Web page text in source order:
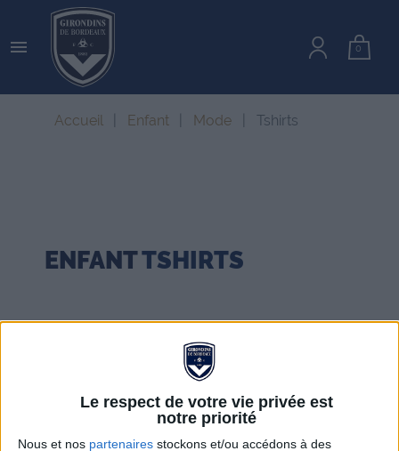
Le respect de votre vie privée est
notre priorité
Nous et nos partenaires stockons et/ou accédons à des
 0
Accueil Enfant Mode Tshirts
ENFANTTSHIRTS
FILTRER